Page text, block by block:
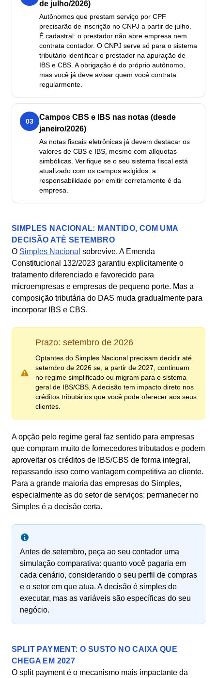
de julho/2026)
Autônomos que prestam serviço por CPF
precisarão de inscrição no CNPJ a partir de julho.
É cadastral: o prestador não abre empresa nem
contrata contador. O CNPJ serve só para o sistema
tributário identificar o prestador na apuração de
IBS e CBS. A obrigação é do próprio autônomo,
mas você já deve avisar quem você contrata
regularmente.
03
Campos CBS e IBS nas notas (desde
janeiro/2026)
As notas fiscais eletrônicas já devem destacar os
valores de CBS e IBS, mesmo com alíquotas
simbólicas. Verifique se o seu sistema fiscal está
atualizado com os campos exigidos: a
responsabilidade por emitir corretamente é da
empresa.
SIMPLES NACIONAL: MANTIDO, COM UMA
DECISÃO ATÉ SETEMBRO
O Simples Nacional sobrevive. A Emenda
Constitucional 132/2023 garantiu explicitamente o
tratamento diferenciado e favorecido para
microempresas e empresas de pequeno porte. Mas a
composição tributária do DAS muda gradualmente para
incorporar IBS e CBS.
Prazo: setembro de 2026
Optantes do Simples Nacional precisam decidir até
setembro de 2026 se, a partir de 2027, continuam
no regime simplificado ou migram para o sistema
geral de IBS/CBS. A decisão tem impacto direto nos
créditos tributários que você pode oferecer aos seus
clientes.
A opção pelo regime geral faz sentido para empresas
que compram muito de fornecedores tributados e podem
aproveitar os créditos de IBS/CBS de forma integral,
repassando isso como vantagem competitiva ao cliente.
Para a grande maioria das empresas do Simples,
especialmente as do setor de serviços: permanecer no
Simples é a decisão certa.
Antes de setembro, peça ao seu contador uma
simulação comparativa: quanto você pagaria em
cada cenário, considerando o seu perfil de compras
e o setor em que atua. A decisão é simples de
executar, mas as variáveis são específicas do seu
negócio.
SPLIT PAYMENT: O SUSTO NO CAIXA QUE
CHEGA EM 2027
O split payment é o mecanismo mais impactante da